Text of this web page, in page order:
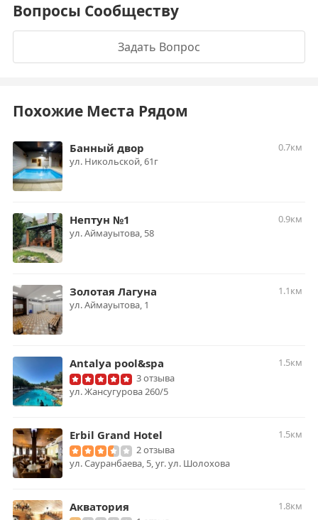
Вопросы Сообществу
Задать Вопрос
Похожие Места Рядом
Банный двор
0.7км
ул. Никольской, 61г
Нептун №1
0.9км
​ул. Аймауытова, 58
Золотая Лагуна
1.1км
ул. Аймауытова, 1
Antalya pool&spa
1.5км
3 отзыва
​ул. Жансугурова 260/5
Erbil Grand Hotel
1.5км
2 отзыва
ул. Сауранбаева, 5, уг. ул. Шолохова
Акватория
1.8км